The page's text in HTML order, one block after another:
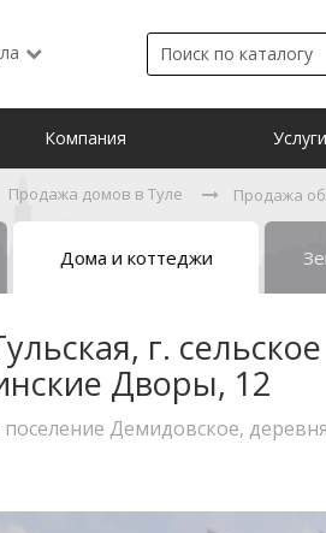
Компания Услуги
Продажа домов в Туле Продажа
Дома и коттеджи
г.
Дворы, 12
поселение Демидовское,